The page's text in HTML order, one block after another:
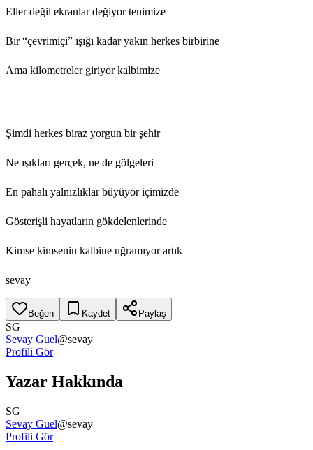
Eller değil ekranlar değiyor tenimize
Bir “çevrimiçi” ışığı kadar yakın herkes birbirine
Ama kilometreler giriyor kalbimize
Şimdi herkes biraz yorgun bir şehir
Ne ışıkları gerçek, ne de gölgeleri
En pahalı yalnızlıklar büyüyor içimizde
Gösterişli hayatların gökdelenlerinde
Kimse kimsenin kalbine uğramıyor artık
sevay
Beğen Kaydet Paylaş
SG
Sevay Guel@sevay
Profili Gör
Yazar Hakkında
SG
Sevay Guel@sevay
Profili Gör